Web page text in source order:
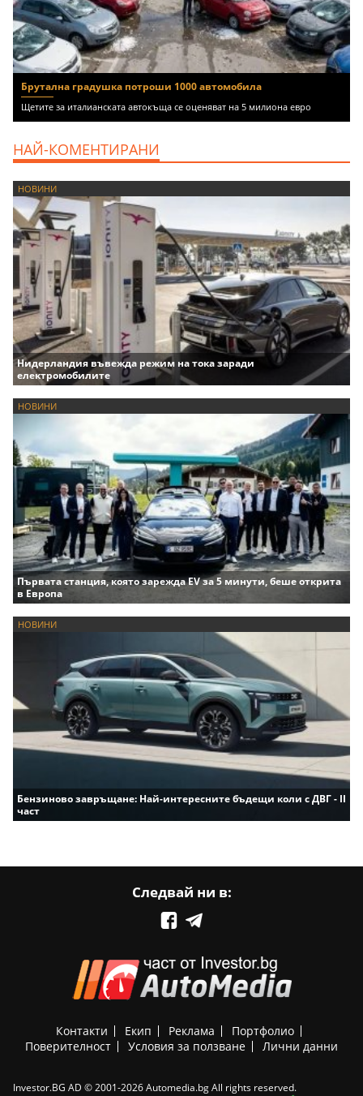
Брутална градушка потроши 1000 автомобила
Щетите за италианската автокъща се оценяват на 5 милиона евро
НАЙ-КОМЕНТИРАНИ
НОВИНИ
Нидерландия въвежда режим на тока заради
електромобилите
НОВИНИ
Първата станция, която зарежда EV за 5 минути, беше открита
в Европа
НОВИНИ
Бензиново завръщане: Най-интересните бъдещи коли с ДВГ - II
част
Следвай ни в:
Контакти Екип Реклама
Портфолио
Поверителност
Условия за ползване Лични данни
Investor.BG AD © 2001-2026 Automedia.bg All rights reserved.